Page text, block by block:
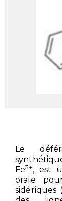
Le
Fe3+, est
orale
sidériques